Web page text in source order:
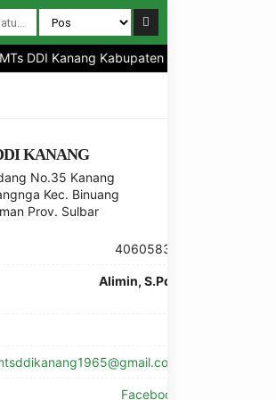
Kabupaten Polewali Mandar Provinsi
KANANG
No.35 Kanang
Kec. Binuang
Prov. Sulbar
40605830
Alimin, S.Pd.I
Facebook